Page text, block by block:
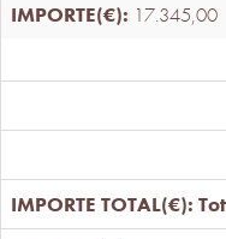
17.345,00